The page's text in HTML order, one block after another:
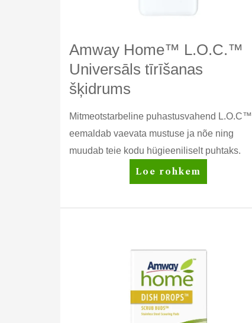
Amway Home™ L.O.C.™
Universāls tīrīšanas
šķidrums
Mitmeotstarbeline puhastusvahend L.O.C™
eemaldab vaevata mustuse ja nõe ning
muudab teie kodu hügieeniliselt puhtaks.
Amway
Home™
šķidrums
Loe rohkem